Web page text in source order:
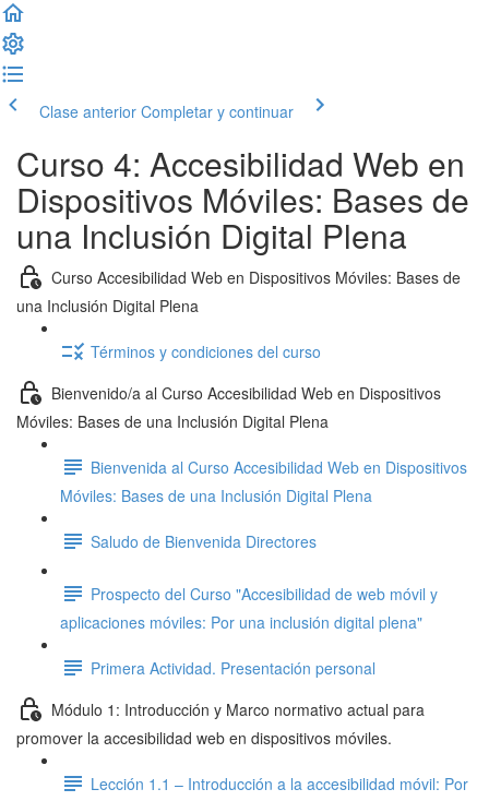
Clase anterior Completar y continuar
Curso 4: Accesibilidad Web en
Dispositivos Móviles: Bases de
una Inclusión Digital Plena
Curso Accesibilidad Web en Dispositivos Móviles: Bases de
una Inclusión Digital Plena
Términos y condiciones del curso
Bienvenido/a al Curso Accesibilidad Web en Dispositivos
Móviles: Bases de una Inclusión Digital Plena
Bienvenida al Curso Accesibilidad Web en Dispositivos
Móviles: Bases de una Inclusión Digital Plena
Saludo de Bienvenida Directores
Prospecto del Curso "Accesibilidad de web móvil y
aplicaciones móviles: Por una inclusión digital plena"
Primera Actividad. Presentación personal
Módulo 1: Introducción y Marco normativo actual para
promover la accesibilidad web en dispositivos móviles.
Lección 1.1 – Introducción a la accesibilidad móvil: Por